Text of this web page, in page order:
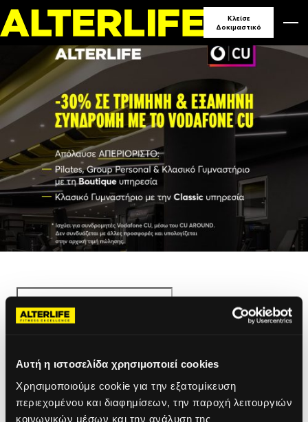
Αυτή η ιστοσελίδα χρησιμοποιεί cookies
Χρησιμοποιούμε cookie για την εξατομίκευση
περιεχομένου και διαφημίσεων, την παροχή λειτουργιών
κοινωνικών μέσων και την ανάλυση της
Κλείσε
Δοκιμαστικό
Email (Required)
Phone(Required)